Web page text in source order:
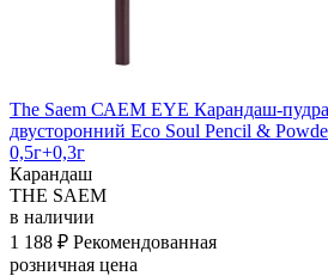
The Saem САЕМ EYE Карандаш-пудра
двусторонний Eco Soul Pencil &
0,5г+0,3г
Карандаш
THE SAEM
в наличии
1 188 ₽ Рекомендованная
розничная цена